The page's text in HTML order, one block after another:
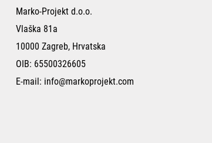
Marko-Projekt d.o.o.
Vlaška 81a
10000 Zagreb, Hrvatska
OIB: 65500326605
E-mail: info@markoprojekt.com